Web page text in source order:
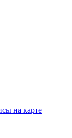
на карте